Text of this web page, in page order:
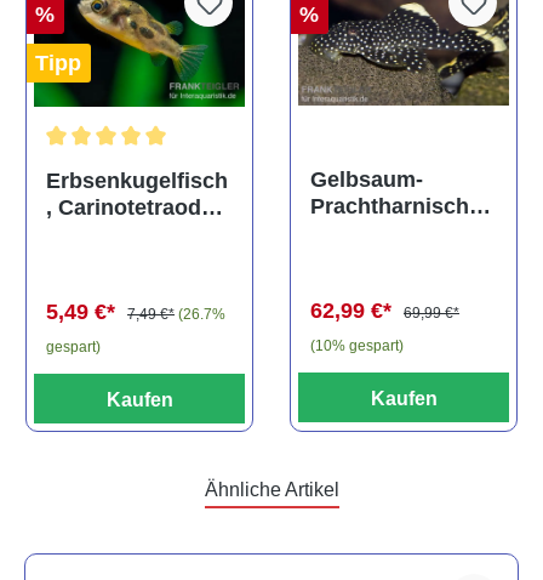
%
Tipp
Durchschnittliche Bewertung von 5 von 5 Sternen
Erbsenkugelfisch
, Carinotetraodon
5,49 €* 7,49 €* (26.7%
gespart)
Kaufen
%
Gelbsaum-
Prachtharnischw
62,99 €*
69,99 €*
(10% gespart)
Kaufen
Ähnliche Artikel